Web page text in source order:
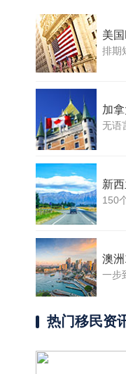
美
排期
加
无语
新
150
澳
一步
热门移民资